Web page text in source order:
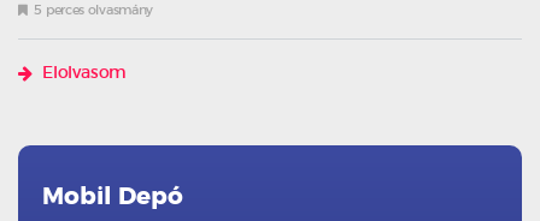
5 perces olvasmány
Elolvasom
Mobil Depó